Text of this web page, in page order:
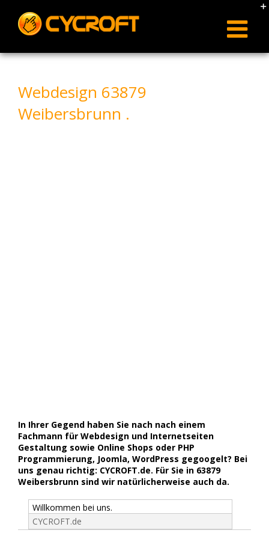
content
Webdesign 63879
Weibersbrunn .
In Ihrer Gegend haben Sie nach nach einem
Fachmann für Webdesign und Internetseiten
Gestaltung sowie Online Shops oder PHP
Programmierung, Joomla, WordPress gegoogelt? Bei
uns genau richtig: CYCROFT.de. Für Sie in 63879
Weibersbrunn sind wir natürlicherweise auch da.
Willkommen bei uns.
CYCROFT.de